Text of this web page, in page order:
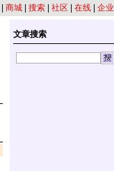
商城 搜索 社区 在线 企业
文章搜索